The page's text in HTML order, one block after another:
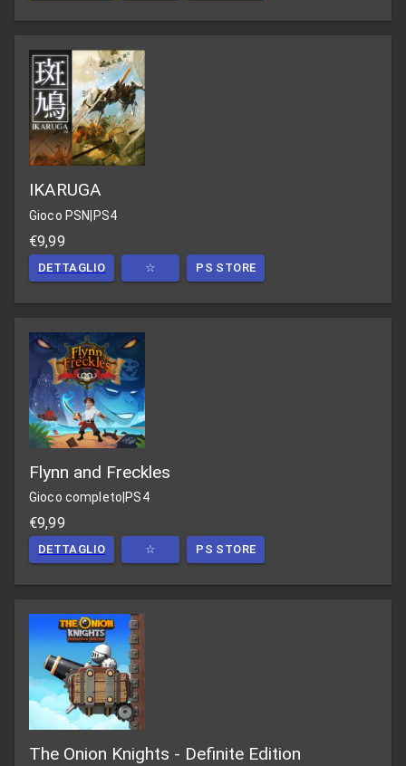
IKARUGA
Gioco PSN PS4
€9,99
DETTAGLIO ☆ PS STORE
Flynn and Freckles
Gioco completo PS4
€9,99
DETTAGLIO ☆ PS STORE
The Onion Knights - Definite Edition